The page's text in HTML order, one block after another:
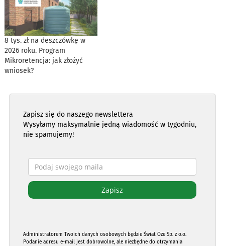
8 tys. zł na deszczówkę w
2026 roku. Program
Mikroretencja: jak złożyć
wniosek?
Zapisz się do naszego newslettera
Wysyłamy maksymalnie jedną wiadomość w tygodniu,
nie spamujemy!
Administratorem Twoich danych osobowych będzie Świat Oze Sp. z o.o.
Podanie adresu e-mail jest dobrowolne, ale niezbędne do otrzymania